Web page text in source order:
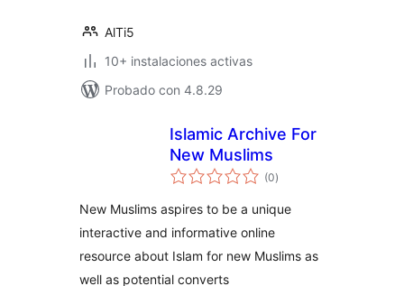
AlTi5
10+ instalaciones activas
Probado con 4.8.29
Islamic Archive For
New Muslims
(0valoraciones
en
)
New Muslims aspires to be a unique
interactive and informative online
resource about Islam for new Muslims as
well as potential converts